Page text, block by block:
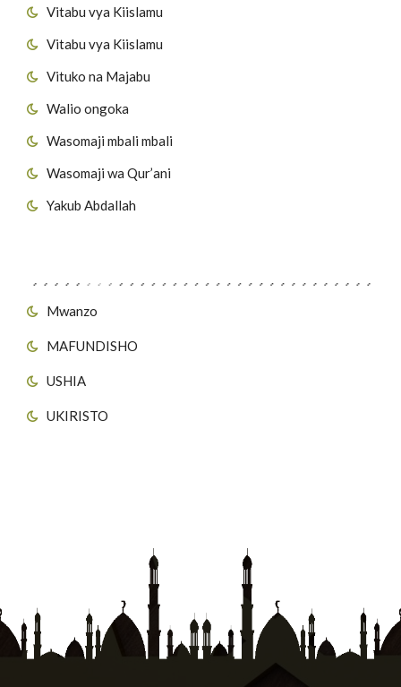
Vitabu vya Kiislamu
Vitabu vya Kiislamu
Vituko na Majabu
Walio ongoka
Wasomaji mbali mbali
Wasomaji wa Qur’ani
Yakub Abdallah
Mwanzo
MAFUNDISHO
USHIA
UKIRISTO